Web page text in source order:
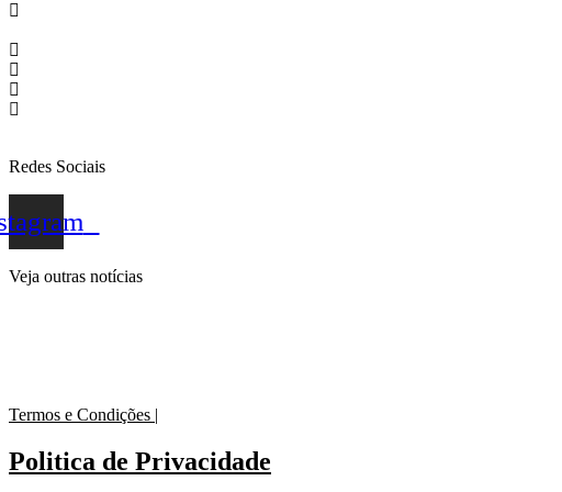
Redes Sociais
Veja outras notícias
O Colapso das Garantias Digitais no Agro: Como Erros
Termos e Condições |
Politica de Privacidade